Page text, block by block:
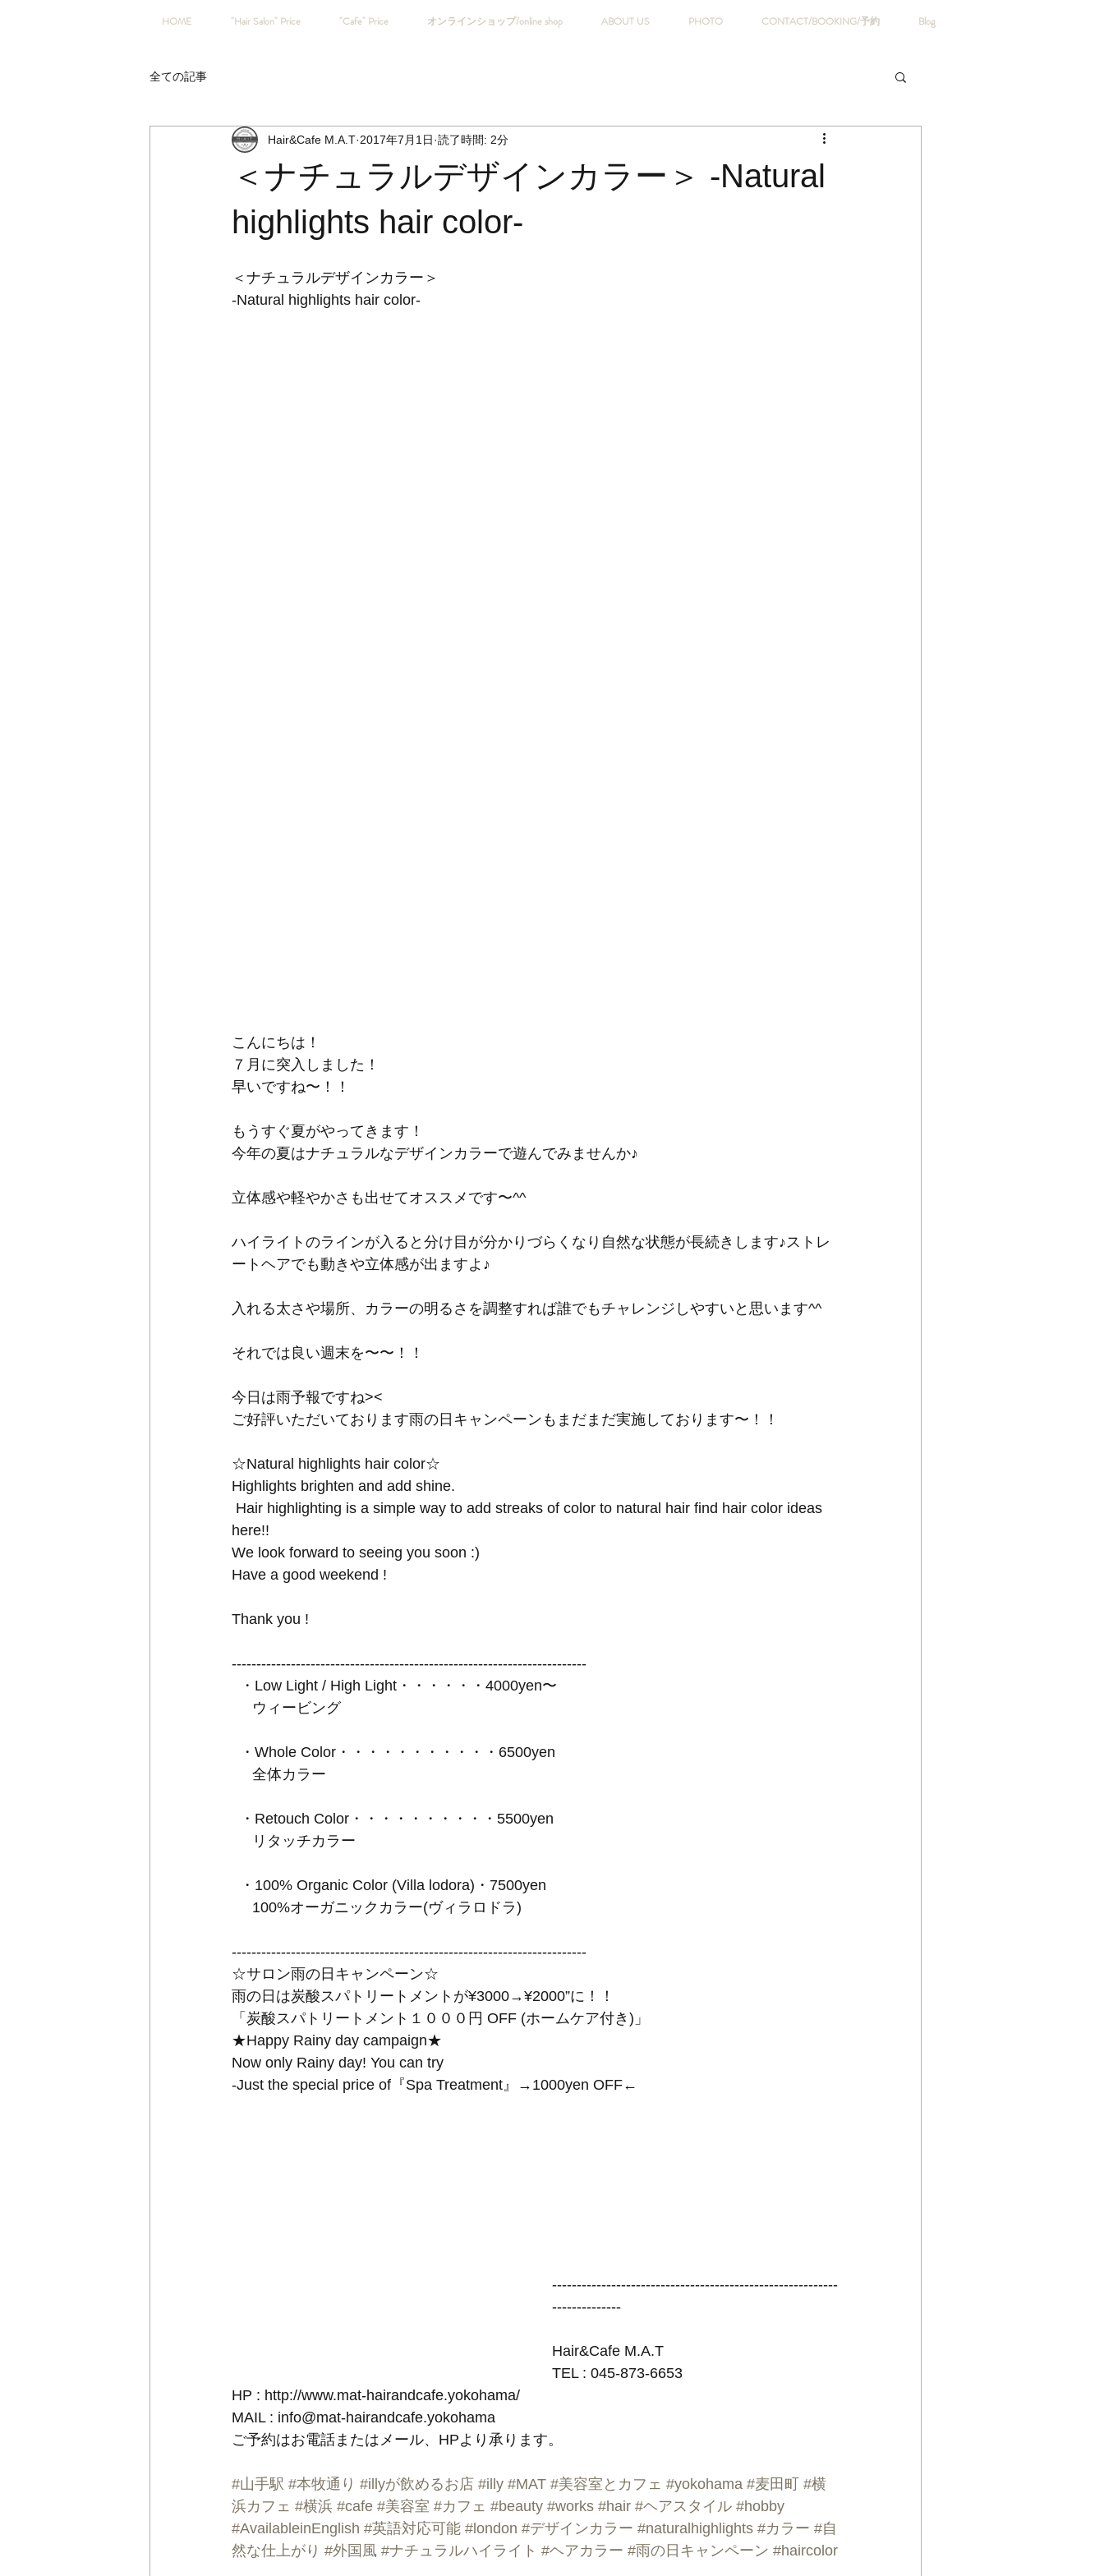
HOME "Hair Salon" Price "Cafe" Price オンラインショップ/online shop ABOUT US PHOTO CONTACT/BOOKING/予約 Blog
全ての記事
＜ナチュラルデザインカラー＞ -Natural
highlights hair color-
Hair&Cafe M.A.T 2017年7月1日 読了時間: 2分
＜ナチュラルデザインカラー＞
-Natural highlights hair color-
こんにちは！
７月に突入しました！
早いですね〜！！
もうすぐ夏がやってきます！
今年の夏はナチュラルなデザインカラーで遊んでみませんか♪
立体感や軽やかさも出せてオススメです〜^^
ハイライトのラインが入ると分け目が分かりづらくなり自然な状態が長続きします♪ストレ
ートヘアでも動きや立体感が出ますよ♪
入れる太さや場所、カラーの明るさを調整すれば誰でもチャレンジしやすいと思います^^
それでは良い週末を〜〜！！
今日は雨予報ですね><
ご好評いただいております雨の日キャンペーンもまだまだ実施しております〜！！
☆Natural highlights hair color☆
Highlights brighten and add shine.
here!!
We look forward to seeing you soon :)
Have a good weekend !
Thank you !
------------------------------------------------------------------------
  ・Low Light / High Light・・・・・・4000yen〜
     ウィービング
  ・Whole Color・・・・・・・・・・・6500yen
     全体カラー
  ・Retouch Color・・・・・・・・・・5500yen
     リタッチカラー
  ・100% Organic Color (Villa lodora)・7500yen
     100%オーガニックカラー(ヴィラロドラ)
------------------------------------------------------------------------
☆サロン雨の日キャンペーン☆
雨の日は炭酸スパトリートメントが¥3000→¥2000”に！！
「炭酸スパトリートメント１０００円 OFF (ホームケア付き)」
★Happy Rainy day campaign★
Now only Rainy day! You can try
-Just the special price of『Spa Treatment』→1000yen OFF←
----------------------------------------------------------
--------------
Hair&Cafe M.A.T
TEL : 045-873-6653
HP : http://www.mat-hairandcafe.yokohama/
MAIL : info@mat-hairandcafe.yokohama
ご予約はお電話またはメール、HPより承ります。
#山手駅 #本牧通り #illyが飲めるお店 #illy #MAT #美容室とカフェ #yokohama #麦田町
#横
浜カフェ #横浜 #cafe #美容室 #カフェ #beauty #works #hair #ヘアスタイル #hobby
#AvailableinEnglish #英語対応可能 #london #デザインカラー #naturalhighlights #カラー #自
然な仕上がり #外国風 #ナチュラルハイライト #ヘアカラー #雨の日キャンペーン #haircolor